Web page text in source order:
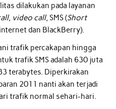
dilakukan pada layanan
, video call, SMS (Short
dan BlackBerry).
trafik percakapan hingga
trafik SMS adalah 630 juta
terabytes. Diperkirakan
2011 nanti akan terjadi
trafik normal sehari-hari.